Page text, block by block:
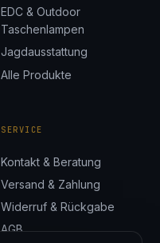
EDC & Outdoor
Taschenlampen
Jagdausstattung
Alle Produkte
SERVICE
Kontakt & Beratung
Versand & Zahlung
Widerruf & Rückgabe
AGB